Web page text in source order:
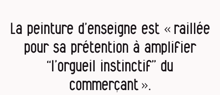
La peinture d’enseigne est « raillée
pour sa prétention à amplifier
“l’orgueil instinctif” du
commerçant ».